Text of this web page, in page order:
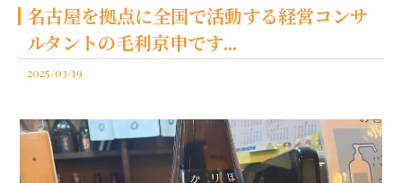
名古屋を拠点に全国で活動する経営コンサ
ルタントの毛利京申です...
2025/03/19